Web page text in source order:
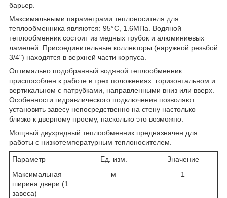
барьер.
Максимальными параметрами теплоносителя для
теплообменника являются: 95°С, 1.6МПа. Водяной
теплообменник состоит из медных трубок и алюминиевых
ламелей. Присоединительные коллекторы (наружной резьбой
3/4") находятся в верхней части корпуса.
Оптимально подобранный водяной теплообменник
приспособлен к работе в трех положениях: горизонтальном и
вертикальном с патрубками, направленными вниз или вверх.
Особенности гидравлического подключения позволяют
установить завесу непосредственно на стену настолько
близко к дверному проему, насколько это возможно.
Мощный двухрядный теплообменник предназначен для
работы с низкотемпературным теплоносителем.
Параметр Ед. изм.
Значение
Максимальная
ширина двери (1
завеса)
м 1